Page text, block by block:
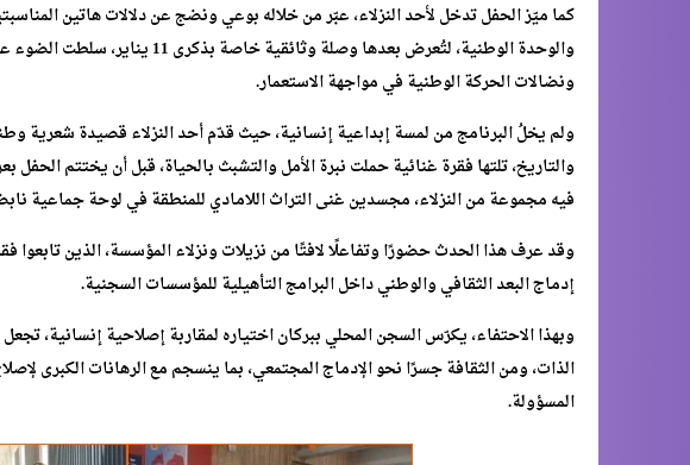
كما ميّز الحفل تدخل لأحد النزلاء، عبّر من خلاله بوعي ونضج عن دلالات هاتين
والوحدة الوطنية، لتُعرض بعدها وصلة
ونضالات الحركة الوطنية في مواجهة الاستعمار.
ولم يخلُ البرنامج من لمسة إبداعية إنسانية، حيث قدّم أحد النزلاء قصيدة شعرية
والتاريخ، تلتها فقرة غنائية حملت نبرة الأمل والتشبث بالحياة، قبل أن يختتم
فيه مجموعة من النزلاء، مجسدين غنى التراث اللامادي للمنطقة في لوحة جماعية
وقد عرف هذا الحدث حضورًا وتفاعلًا لافتًا من نزيلات ونزلاء المؤسسة، الذين تابعوا
إدماج البعد الثقافي والوطني داخل البرامج التأهيلية للمؤسسات السجنية.
وبهذا الاحتفاء، يكرّس السجن المحلي ببركان اختياره لمقاربة إصلاحية إنسانية، تجعل
الذات، ومن الثقافة جسرًا نحو الإدماج المجتمعي، بما ينسجم مع الرهانات الكبرى
المسؤولة.